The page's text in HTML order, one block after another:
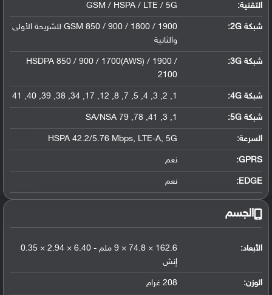
التقنية: GSM / HSPA / LTE / 5G
شبكة 2G:
GSM 850 / 900 / 1800 / 1900 للشريحة الأولى
والثانية
شبكة 3G :
HSDPA 850 / 900 / 1700(AWS) / 1900 /
2100
شبكة 4G :
1, 2, 3, 4, 5, 7, 8, 12, 17, 34, 38, 39, 40, 41
شبكة 5G :
1, 3, 41, 78, 79 SA/NSA
السرعة: HSPA 42.2/5.76 Mbps, LTE-A, 5G
GPRS: نعم
EDGE: نعم
الجسم
الأبعاد:
162.6 × 74.8 × 9 ملم - 6.40 × 2.94 × 0.35
إنش
الوزن: 208 غرام